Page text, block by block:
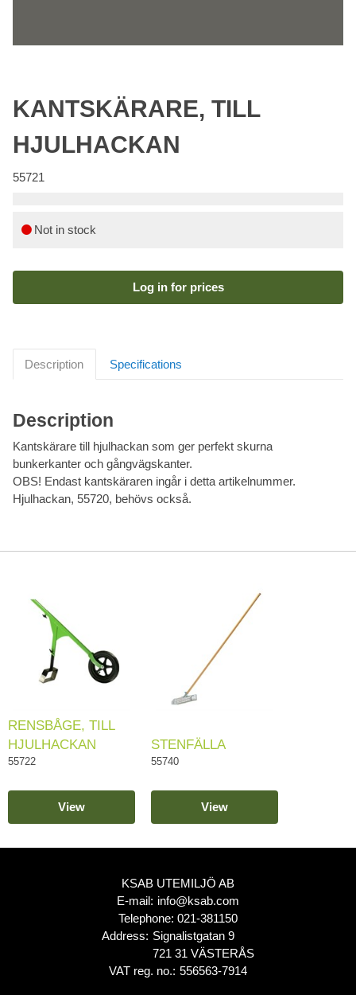
KANTSKÄRARE, TILL
HJULHACKAN
55721
Not in stock
Log in for prices
Description Specifications
Description
Kantskärare till hjulhackan som ger perfekt skurna
bunkerkanter och gångvägskanter.
OBS! Endast kantskäraren ingår i detta artikelnummer.
Hjulhackan, 55720, behövs också.
RENSBÅGE, TILL
HJULHACKAN
55722
View
STENFÄLLA
55740
View
KSAB UTEMILJÖ AB
E-mail: info@ksab.com
Telephone: 021-381150
Address: Signalistgatan 9
721 31 VÄSTERÅS
VAT reg. no.: 556563-7914